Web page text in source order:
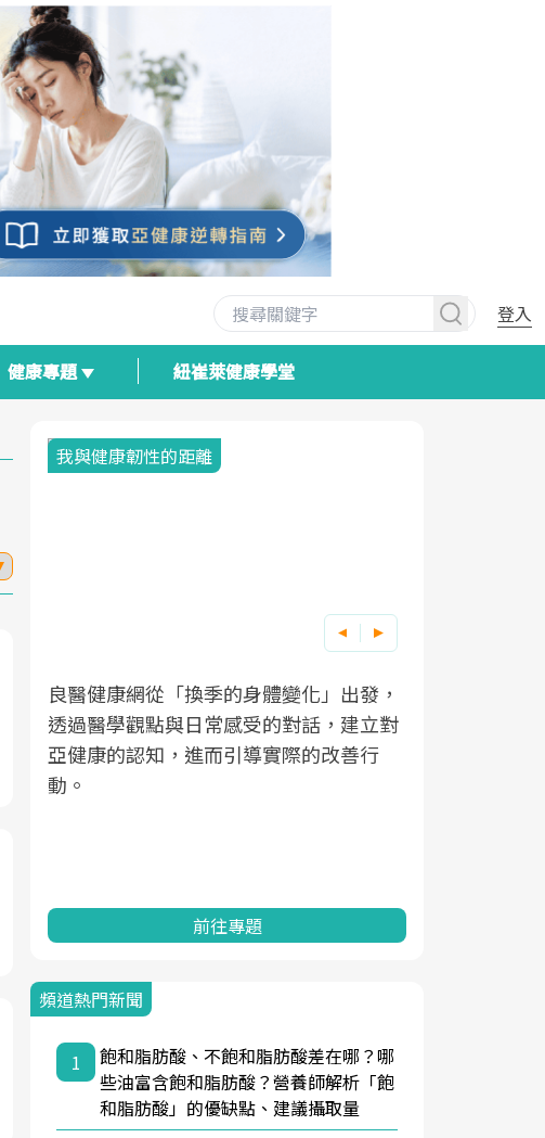
登入
健康專題 紐崔萊健康學堂
我與健康韌性的距離
良醫健康網從「換季的身體變化」出發，
透過醫學觀點與日常感受的對話，建立對
亞健康的認知，進而引導實際的改善行
動。
前往專題
頻道熱門新聞
1
飽和脂肪酸、不飽和脂肪酸差在哪？哪
些油富含飽和脂肪酸？營養師解析「飽
和脂肪酸」的優缺點、建議攝取量